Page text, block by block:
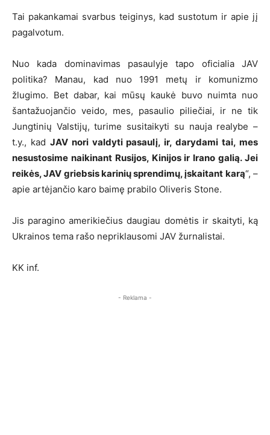
Tai pakankamai svarbus teiginys, kad sustotum ir apie jį
pagalvotum.
Nuo kada dominavimas pasaulyje tapo oficialia JAV
politika? Manau, kad nuo 1991 metų ir komunizmo
žlugimo. Bet dabar, kai mūsų kaukė buvo nuimta nuo
šantažuojančio veido, mes, pasaulio piliečiai, ir ne tik
Jungtinių Valstijų, turime susitaikyti su nauja realybe –
t.y., kad JAV nori valdyti pasaulį, ir, darydami tai, mes
nesustosime naikinant Rusijos, Kinijos ir Irano galią. Jei
reikės, JAV griebsis karinių sprendimų, įskaitant karą“, –
apie artėjančio karo baimę prabilo Oliveris Stone.
Jis paragino amerikiečius daugiau domėtis ir skaityti, ką
Ukrainos tema rašo nepriklausomi JAV žurnalistai.
KK inf.
- Reklama -